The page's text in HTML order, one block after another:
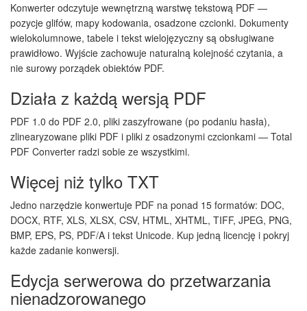
Konwerter odczytuje wewnętrzną warstwę tekstową PDF —
pozycje glifów, mapy kodowania, osadzone czcionki. Dokumenty
wielokolumnowe, tabele i tekst wielojęzyczny są obsługiwane
prawidłowo. Wyjście zachowuje naturalną kolejność czytania, a
nie surowy porządek obiektów PDF.
Działa z każdą wersją PDF
PDF 1.0 do PDF 2.0, pliki zaszyfrowane (po podaniu hasła),
zlinearyzowane pliki PDF i pliki z osadzonymi czcionkami — Total
PDF Converter radzi sobie ze wszystkimi.
Więcej niż tylko TXT
Jedno narzędzie konwertuje PDF na ponad 15 formatów: DOC,
DOCX, RTF, XLS, XLSX, CSV, HTML, XHTML, TIFF, JPEG, PNG,
BMP, EPS, PS, PDF/A i tekst Unicode. Kup jedną licencję i pokryj
każde zadanie konwersji.
Edycja serwerowa do przetwarzania
nienadzorowanego